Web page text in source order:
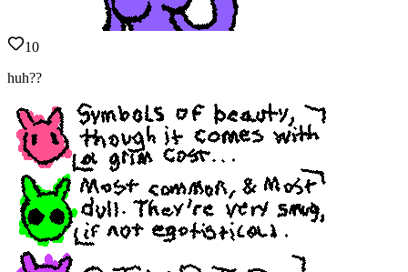
10
huh??